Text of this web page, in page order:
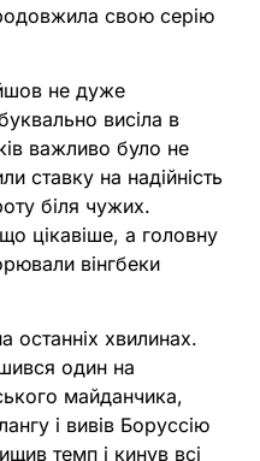
свою серію
не дуже
висіла в
важливо було не
ставку на надійність
біля чужих.
цікавіше, а головну
вінгбеки
останніх хвилинах.
один на
майданчика,
і вивів Боруссію
темп і кинув всі